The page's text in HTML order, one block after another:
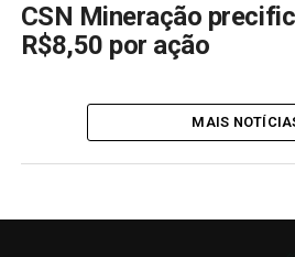
CSN Mineração
R$8,50 por ação
MAIS